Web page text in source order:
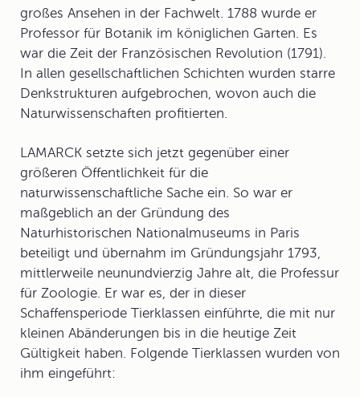
großes Ansehen in der Fachwelt. 1788 wurde er
Professor für Botanik im königlichen Garten. Es
war die Zeit der Französischen Revolution (1791).
In allen gesellschaftlichen Schichten wurden starre
Denkstrukturen aufgebrochen, wovon auch die
Naturwissenschaften profitierten.
LAMARCK setzte sich jetzt gegenüber einer
größeren Öffentlichkeit für die
naturwissenschaftliche Sache ein. So war er
maßgeblich an der Gründung des
Naturhistorischen Nationalmuseums in Paris
beteiligt und übernahm im Gründungsjahr 1793,
mittlerweile neunundvierzig Jahre alt, die Professur
für Zoologie. Er war es, der in dieser
Schaffensperiode Tierklassen einführte, die mit nur
kleinen Abänderungen bis in die heutige Zeit
Gültigkeit haben. Folgende Tierklassen wurden von
ihm eingeführt: